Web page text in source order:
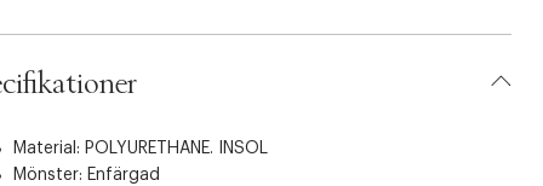
Material: POLYURETHANE. INSOL
Mönster: Enfärgad